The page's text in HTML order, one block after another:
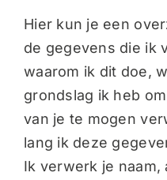
Hier kun je een
de gegevens die ik
waarom ik dit doe,
grondslag ik heb
van je te mogen
lang ik deze
Ik verwerk je naam,